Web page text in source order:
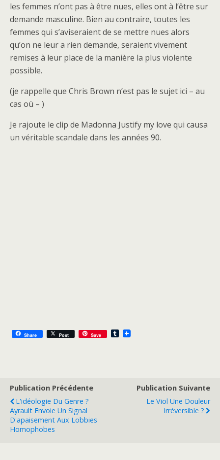
les femmes n’ont pas à être nues, elles ont à l’être sur
demande masculine. Bien au contraire, toutes les
femmes qui s’aviseraient de se mettre nues alors
qu’on ne leur a rien demande, seraient vivement
remises à leur place de la manière la plus violente
possible.
(je rappelle que Chris Brown n’est pas le sujet ici – au
cas où – )
Je rajoute le clip de Madonna Justify my love qui causa
un véritable scandale dans les années 90.
Share Post Save T
Publication Précédente
L'idéologie Du Genre ?
Ayrault Envoie Un Signal
D'apaisement Aux Lobbies
Homophobes
Publication Suivante
Le Viol Une Douleur
Irréversible ?